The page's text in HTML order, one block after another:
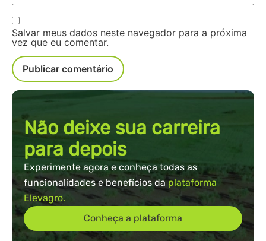
Salvar meus dados neste navegador para a próxima
vez que eu comentar.
Não deixe sua carreira
para depois
Experimente agora e conheça todas as
funcionalidades e benefícios daplataforma
Elevagro.
Conheça a plataforma